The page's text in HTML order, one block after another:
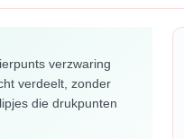
verzwaring
verdeelt, zonder
die drukpunten